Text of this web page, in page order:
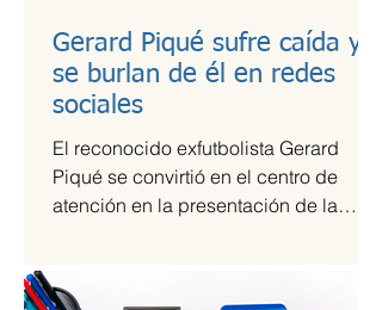
Gerard Piqué sufre caída y
se burlan de él en redes
sociales
El reconocido exfutbolista Gerard
Piqué se convirtió en el centro de
atención en la presentación de la